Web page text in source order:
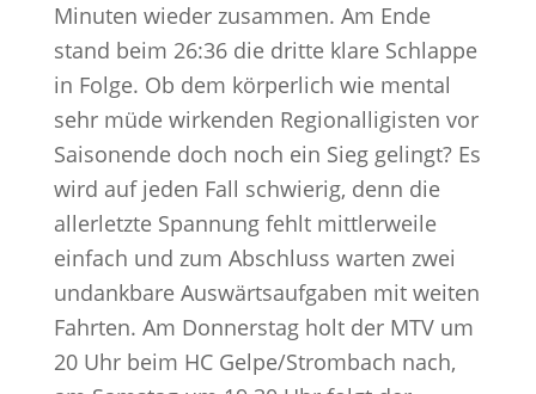
Minuten wieder zusammen. Am Ende
stand beim 26:36 die dritte klare Schlappe
in Folge. Ob dem körperlich wie mental
sehr müde wirkenden Regionalligisten vor
Saisonende doch noch ein Sieg gelingt? Es
wird auf jeden Fall schwierig, denn die
allerletzte Spannung fehlt mittlerweile
einfach und zum Abschluss warten zwei
undankbare Auswärtsaufgaben mit weiten
Fahrten. Am Donnerstag holt der MTV um
20 Uhr beim HC Gelpe/Strombach nach,